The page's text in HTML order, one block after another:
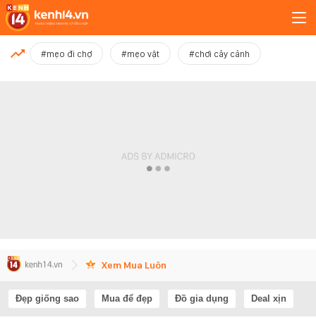
MỚI NHẤT
#mẹo đi chợ #mẹo vặt #chơi cây cảnh
Xem Mua Luôn
Đẹp giống sao Mua để đẹp Đồ gia dụng Deal xịn